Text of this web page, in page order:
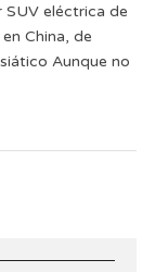
SUV eléctrica de
China, de
Aunque no